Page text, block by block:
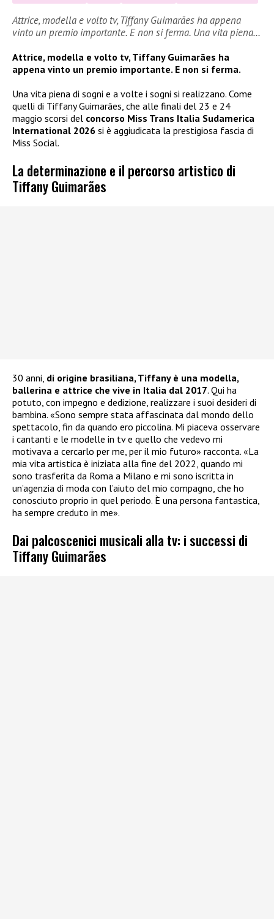
Attrice, modella e volto tv, Tiffany Guimarães ha appena
vinto un premio importante. E non si ferma. Una vita piena…
Attrice, modella e volto tv, Tiffany Guimarães ha
appena vinto un premio importante. E non si ferma.
Una vita piena di sogni e a volte i sogni si realizzano. Come
quelli di Tiffany Guimarães, che alle finali del 23 e 24
maggio scorsi del concorso Miss Trans Italia Sudamerica
International 2026 si è aggiudicata la prestigiosa fascia di
Miss Social.
La determinazione e il percorso artistico di
Tiffany Guimarães
30 anni, di origine brasiliana, Tiffany è una modella,
ballerina e attrice che vive in Italia dal 2017. Qui ha
potuto, con impegno e dedizione, realizzare i suoi desideri di
bambina. «Sono sempre stata affascinata dal mondo dello
spettacolo, fin da quando ero piccolina. Mi piaceva osservare
i cantanti e le modelle in tv e quello che vedevo mi
motivava a cercarlo per me, per il mio futuro» racconta. «La
mia vita artistica è iniziata alla fine del 2022, quando mi
sono trasferita da Roma a Milano e mi sono iscritta in
un’agenzia di moda con l’aiuto del mio compagno, che ho
conosciuto proprio in quel periodo. È una persona fantastica,
ha sempre creduto in me».
Dai palcoscenici musicali alla tv: i successi di
Tiffany Guimarães